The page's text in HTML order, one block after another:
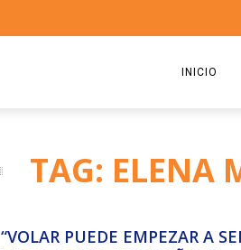
INICIO
TAG: ELENA
“VOLAR PUEDE EMPEZAR A